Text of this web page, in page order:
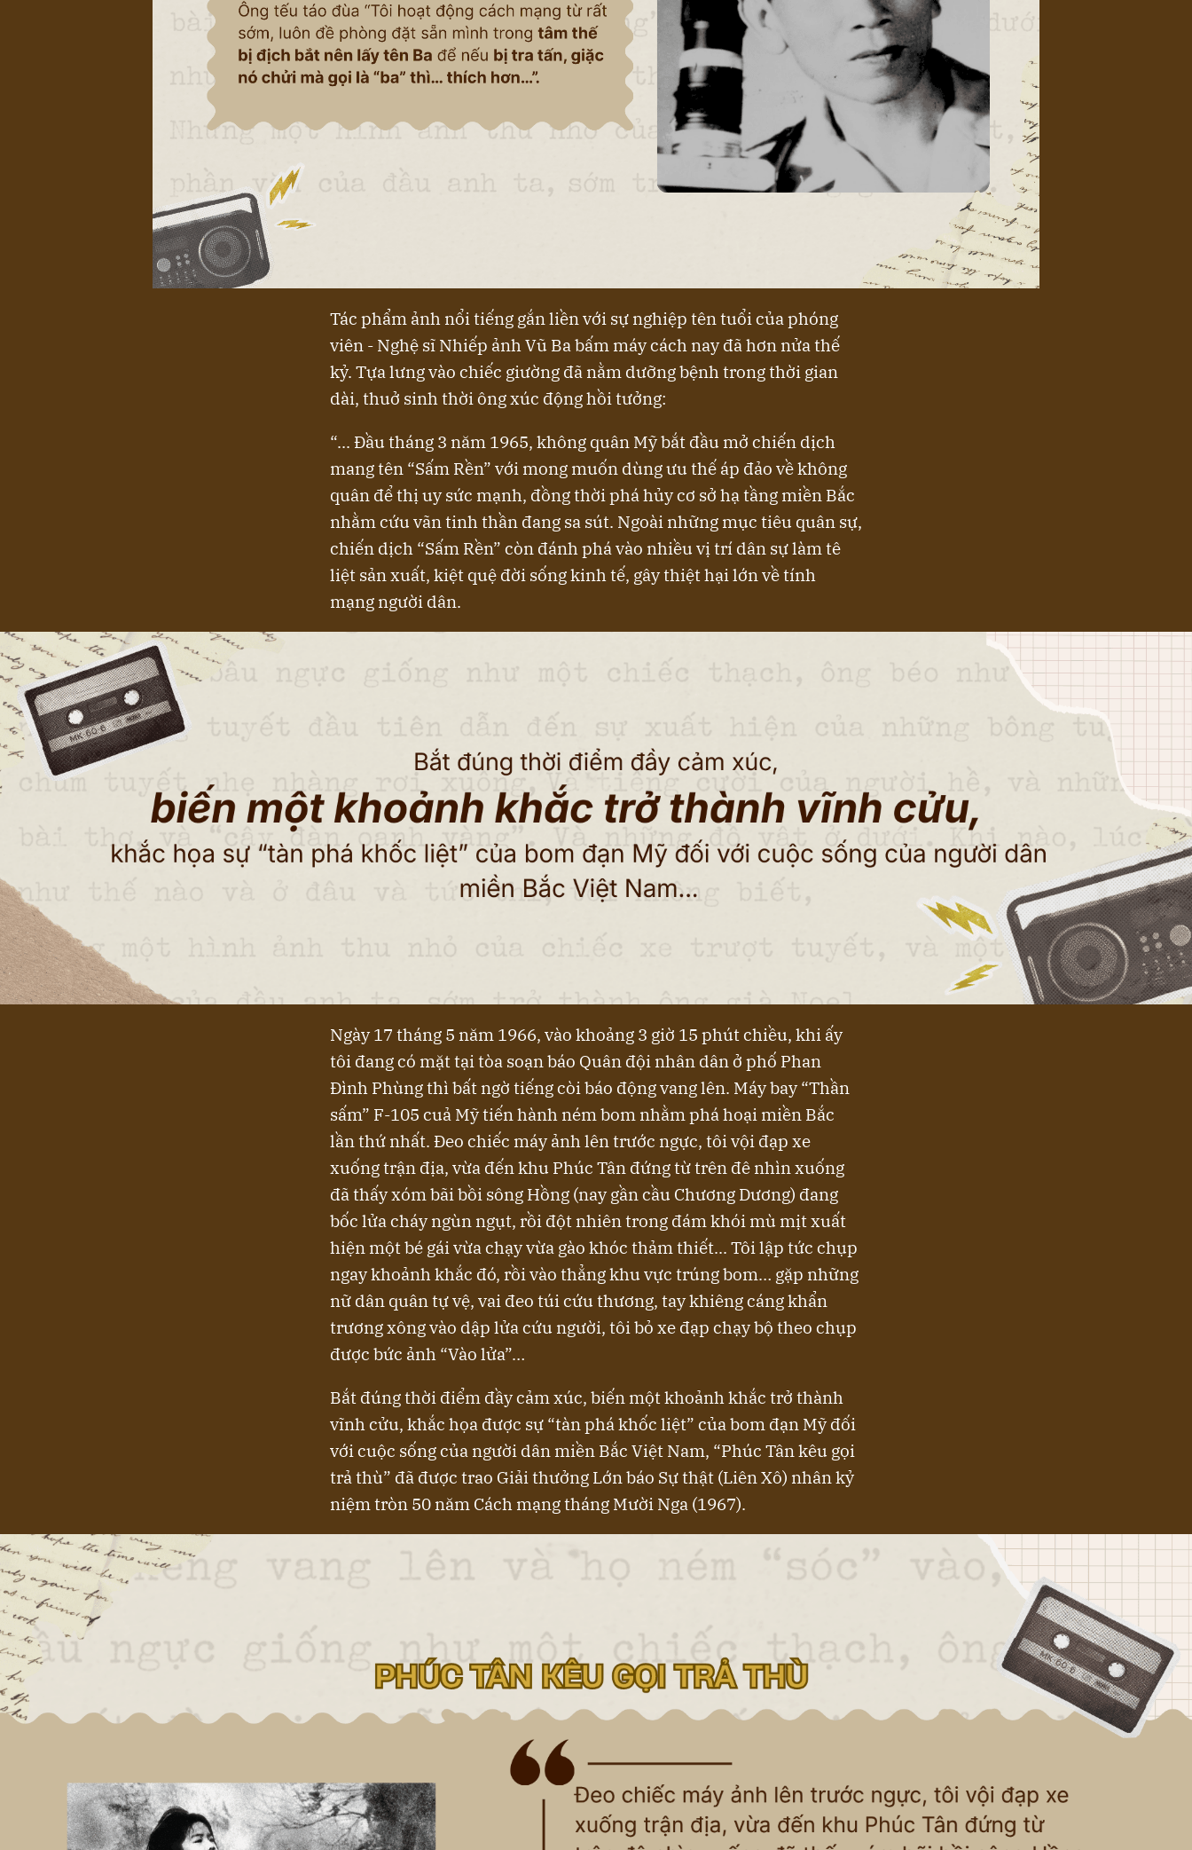
Tác phẩm ảnh nổi tiếng gắn liền với sự nghiệp tên tuổi của phóng
viên - Nghệ sĩ Nhiếp ảnh Vũ Ba bấm máy cách nay đã hơn nửa thế
kỷ. Tựa lưng vào chiếc giường đã nằm dưỡng bệnh trong thời gian
dài, thuở sinh thời ông xúc động hồi tưởng:
“... Đầu tháng 3 năm 1965, không quân Mỹ bắt đầu mở chiến dịch
mang tên “Sấm Rền” với mong muốn dùng ưu thế áp đảo về không
quân để thị uy sức mạnh, đồng thời phá hủy cơ sở hạ tầng miền Bắc
nhằm cứu vãn tinh thần đang sa sút. Ngoài những mục tiêu quân sự,
chiến dịch “Sấm Rền” còn đánh phá vào nhiều vị trí dân sự làm tê
liệt sản xuất, kiệt quệ đời sống kinh tế, gây thiệt hại lớn về tính
mạng người dân.
Ngày 17 tháng 5 năm 1966, vào khoảng 3 giờ 15 phút chiều, khi ấy
tôi đang có mặt tại tòa soạn báo Quân đội nhân dân ở phố Phan
Đình Phùng thì bất ngờ tiếng còi báo động vang lên. Máy bay “Thần
sấm” F-105 cuả Mỹ tiến hành ném bom nhằm phá hoại miền Bắc
lần thứ nhất. Đeo chiếc máy ảnh lên trước ngực, tôi vội đạp xe
xuống trận địa, vừa đến khu Phúc Tân đứng từ trên đê nhìn xuống
đã thấy xóm bãi bồi sông Hồng (nay gần cầu Chương Dương) đang
bốc lửa cháy ngùn ngụt, rồi đột nhiên trong đám khói mù mịt xuất
hiện một bé gái vừa chạy vừa gào khóc thảm thiết... Tôi lập tức chụp
ngay khoảnh khắc đó, rồi vào thẳng khu vực trúng bom… gặp những
nữ dân quân tự vệ, vai đeo túi cứu thương, tay khiêng cáng khẩn
trương xông vào dập lửa cứu người, tôi bỏ xe đạp chạy bộ theo chụp
được bức ảnh “Vào lửa”…
Bắt đúng thời điểm đầy cảm xúc, biến một khoảnh khắc trở thành
vĩnh cửu, khắc họa được sự “tàn phá khốc liệt” của bom đạn Mỹ đối
với cuộc sống của người dân miền Bắc Việt Nam, “Phúc Tân kêu gọi
trả thù” đã được trao Giải thưởng Lớn báo Sự thật (Liên Xô) nhân kỷ
niệm tròn 50 năm Cách mạng tháng Mười Nga (1967).